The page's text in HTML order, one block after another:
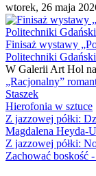
wtorek, 26 maja
Finisaż wystawy
Politechniki
W Galerii Art Hol
„Racjonalny”
Staszek
Hierofonia w sztuce
Z jazzowej półki:
Magdalena Heyda-
Z jazzowej półki:
Zachować boskość